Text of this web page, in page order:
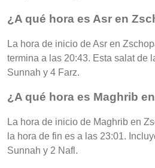
¿A qué hora es Asr en
La hora de inicio de Asr en
termina a las 20:43. Esta salat de
Sunnah y 4 Farz.
¿A qué hora es Maghrib
La hora de inicio de Maghrib en
la hora de fin es a las 23:01.
Sunnah y 2 Nafl.